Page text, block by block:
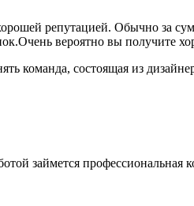
репутацией. Обычно за
вероятно вы получите
команда, состоящая из
займется профессиональная